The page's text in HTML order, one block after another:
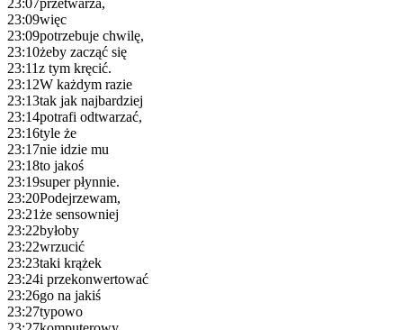
23:07przetwarza,
23:09więc
23:09potrzebuje chwilę,
23:10żeby zacząć się
23:11z tym kręcić.
23:12W każdym razie
23:13tak jak najbardziej
23:14potrafi odtwarzać,
23:16tyle że
23:17nie idzie mu
23:18to jakoś
23:19super płynnie.
23:20Podejrzewam,
23:21że sensowniej
23:22byłoby
23:22wrzucić
23:23taki krążek
23:24i przekonwertować
23:26go na jakiś
23:27typowo